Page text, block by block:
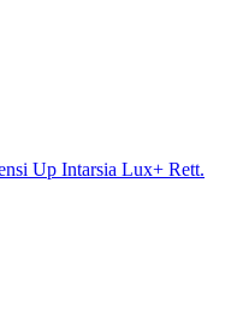
Up Intarsia Lux+ Rett.